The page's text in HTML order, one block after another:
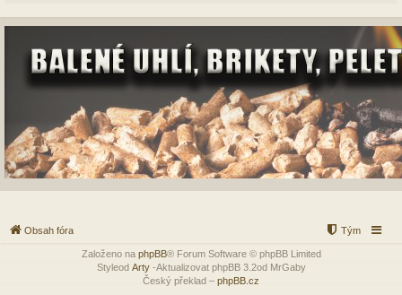
Obsah fóra Tým
Založeno na phpBB® Forum Software © phpBB Limited
Styleod Arty-Aktualizovat phpBB 3.2od MrGaby
Český překlad – phpBB.cz